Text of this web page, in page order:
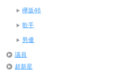
欅坂46
歌手
男優
議員
超新星